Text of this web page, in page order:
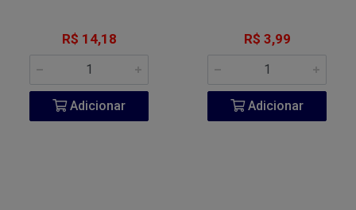
R$ 14,18
Adicionar
R$ 3,99
Adicionar